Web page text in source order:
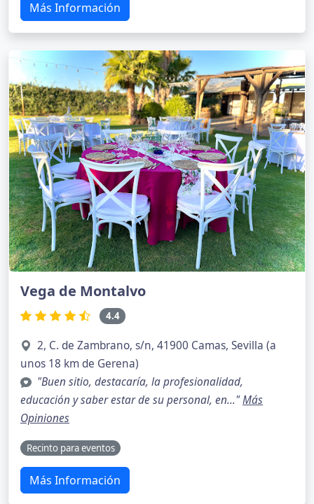
Más Información
Vega de Montalvo
4.4
2, C. de Zambrano, s/n, 41900 Camas, Sevilla (a
unos 18 km de Gerena)
"Buen sitio, destacaría, la profesionalidad,
educación y saber estar de su personal, en..."Más
Opiniones
Recinto para eventos
Más Información